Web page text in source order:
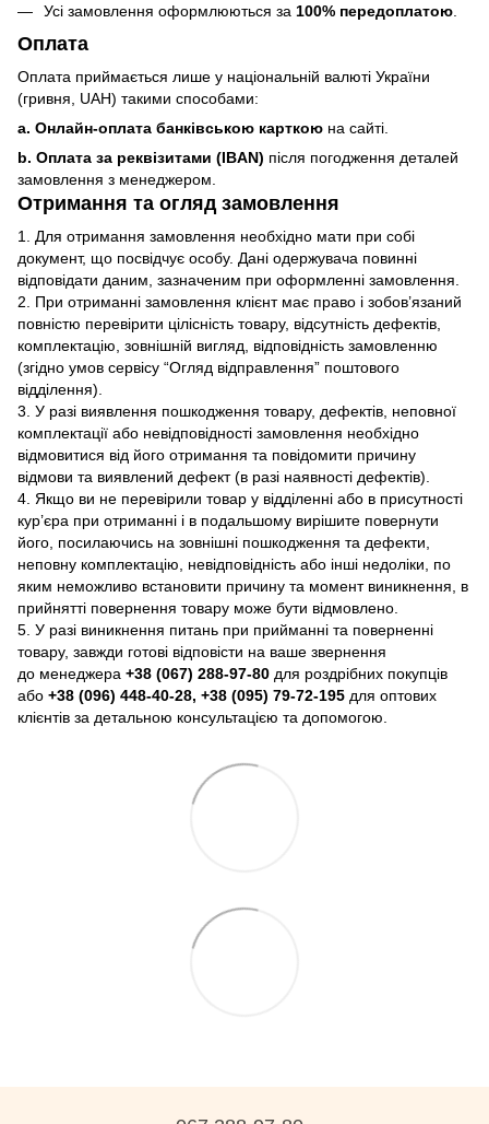
Усі замовлення оформлюються за 100% передоплатою
Оплата
Оплата приймається лише у національній валюті України
(гривня, UAH) такими способами:
a. Онлайн-оплата банківською карткою на сайті.
b. Оплата за реквізитами (IBAN) після погодження деталей
замовлення з менеджером.
Отримання та огляд замовлення
1. Для отримання замовлення необхідно мати при собі
документ, що посвідчує особу. Дані одержувача повинні
відповідати даним, зазначеним при оформленні замовлення.
2. При отриманні замовлення клієнт має право і зобов’язаний
повністю перевірити цілісність товару, відсутність дефектів,
комплектацію, зовнішній вигляд, відповідність замовленню
(згідно умов сервісу “Огляд відправлення” поштового
відділення).
3. У разі виявлення пошкодження товару, дефектів, неповної
комплектації або невідповідності замовлення необхідно
відмовитися від його отримання та повідомити причину
відмови та виявлений дефект (в разі наявності дефектів).
4. Якщо ви не перевірили товар у відділенні або в присутності
кур’єра при отриманні і в подальшому вирішите повернути
його, посилаючись на зовнішні пошкодження та дефекти,
неповну комплектацію, невідповідність або інші недоліки, по
яким неможливо встановити причину та момент виникнення, в
прийнятті повернення товару може бути відмовлено.
5. У разі виникнення питань при прийманні та поверненні
товару, завжди готові відповісти на ваше звернення
до менеджера +38 (067) 288-97-80 для роздрібних покупців
або +38 (096) 448-40-28, +38 (095) 79-72-195 для оптових
клієнтів за детальною консультацією та допомогою.